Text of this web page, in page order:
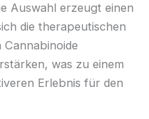
Auswahl erzeugt einen
die therapeutischen
Cannabinoide
was zu einem
Erlebnis für den